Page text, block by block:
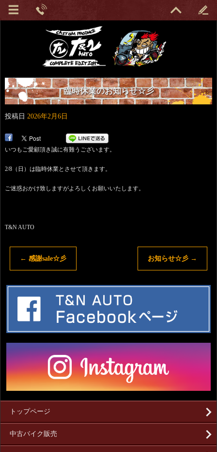
臨時休業のお知らせ☆彡
投稿日 2026年2月6日
いつもご愛顧頂き誠に有難うございます。
2/8（日）は臨時休業とさせて頂きます。
ご迷惑おかけ致しますがよろしくお願いいたします。
T&N AUTO
← 感謝sale☆彡 お知らせ☆彡 →
トップページ
中古バイク販売